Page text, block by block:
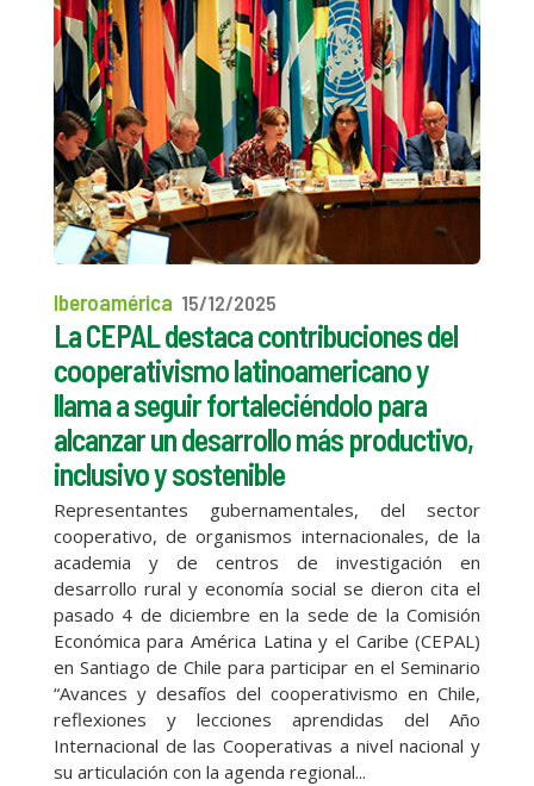
Iberoamérica 15/12/2025
La CEPAL destaca contribuciones del
cooperativismo latinoamericano y
llama a seguir fortaleciéndolo para
alcanzar un desarrollo más productivo,
inclusivo y sostenible
Representantes gubernamentales, del sector
cooperativo, de organismos internacionales, de la
academia y de centros de investigación en
desarrollo rural y economía social se dieron cita el
pasado 4 de diciembre en la sede de la Comisión
Económica para América Latina y el Caribe (CEPAL)
en Santiago de Chile para participar en el Seminario
“Avances y desafíos del cooperativismo en Chile,
reflexiones y lecciones aprendidas del Año
Internacional de las Cooperativas a nivel nacional y
su articulación con la agenda regional...